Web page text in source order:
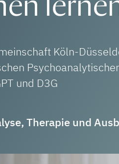
Köln-
und D3G
Therapie und